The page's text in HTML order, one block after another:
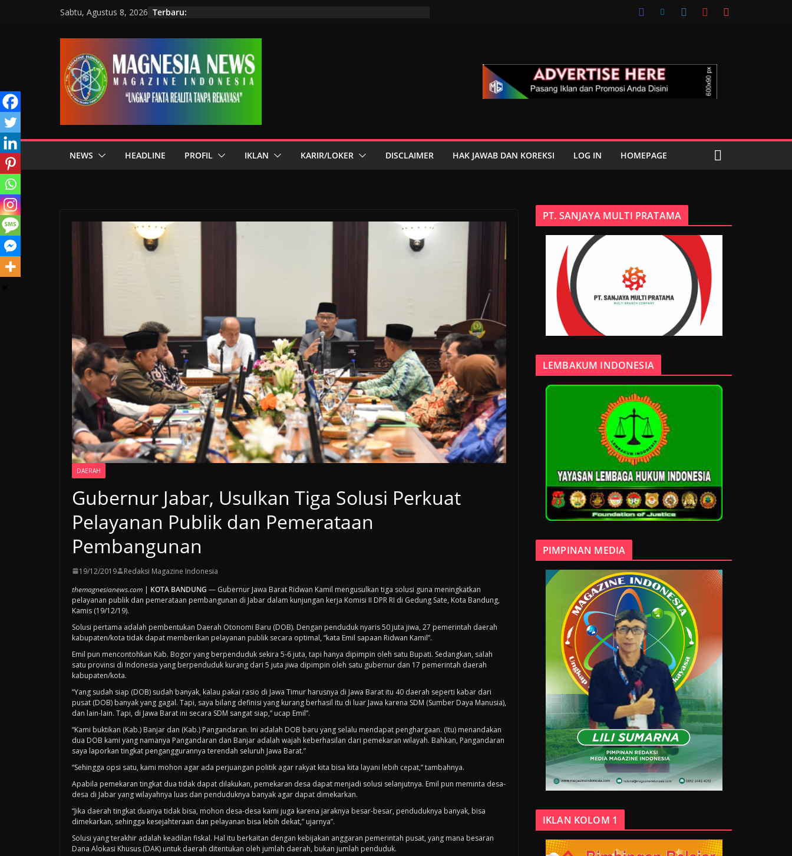
Sabtu, Agustus 8, 2026 Terbaru:
NEWS HEADLINE PROFIL IKLAN KARIR/LOKER DISCLAIMER HAK JAWAB DAN KOREKSI LOG IN HOMEPAGE
DAERAH
Gubernur Jabar, Usulkan Tiga Solusi Perkuat
Pelayanan Publik dan Pemerataan
Pembangunan
19/12/2019
Redaksi Magazine Indonesia
themagnesianews.com | KOTA BANDUNG — Gubernur Jawa Barat Ridwan Kamil mengusulkan tiga solusi guna meningkatkan
pelayanan publik dan pemerataan pembangunan di Jabar dalam kunjungan kerja Komisi II DPR RI di Gedung Sate, Kota Bandung,
Kamis (19/12/19).
Solusi pertama adalah pembentukan Daerah Otonomi Baru (DOB). Dengan penduduk nyaris 50 juta jiwa, 27 pemerintah daerah
kabupaten/kota tidak dapat memberikan pelayanan publik secara optimal, “kata Emil sapaan Ridwan Kamil”.
Emil pun mencontohkan Kab. Bogor yang berpenduduk sekira 5-6 juta, tapi hanya dipimpin oleh satu Bupati. Sedangkan, salah
satu provinsi di Indonesia yang berpenduduk kurang dari 5 juta jiwa dipimpin oleh satu gubernur dan 17 pemerintah daerah
kabupaten/kota.
“Yang sudah siap (DOB) sudah banyak, kalau pakai rasio di Jawa Timur harusnya di Jawa Barat itu 40 daerah seperti kabar dari
pusat (DOB) banyak yang gagal. Tapi, saya bilang definisi yang kurang berhasil itu di luar Jawa karena SDM (Sumber Daya Manusia),
dan lain-lain. Tapi, di Jawa Barat ini secara SDM sangat siap,” ucap Emil”.
“Kami buktikan (Kab.) Banjar dan (Kab.) Pangandaran. Ini adalah DOB baru yang selalu mendapat penghargaan. (Itu) menandakan
dua DOB kami yang namanya Pangandaran dan Banjar adalah wajah keberhasilan dari pemekaran wilayah. Bahkan, Pangandaran
saya laporkan tingkat penganggurannya terendah seluruh Jawa Barat.”
“Sehingga opsi satu, kami mohon agar ada perjuangan politik agar rakyat kita bisa kita layani lebih cepat,” tambahnya.
Apabila pemekaran tingkat dua tidak dapat dilakukan, pemekaran desa dapat menjadi solusi selanjutnya. Emil pun meminta desa-
desa di Jabar yang wilayahnya luas dan penduduknya banyak agar dapat dimekarkan.
“Jika daerah tingkat duanya tidak bisa, mohon desa-desa kami juga karena jaraknya besar-besar, penduduknya banyak, bisa
dimekarkan, sehingga kesejahteraan dan pelayanan bisa lebih dekat,” ujarnya”.
Solusi yang terakhir adalah keadilan fiskal. Hal itu berkaitan dengan kebijakan anggaran pemerintah pusat, yang mana besaran
Dana Alokasi Khusus (DAK) untuk daerah ditentukan oleh jumlah daerah, bukan jumlah penduduk.
PT. SANJAYA MULTI PRATAMA
LEMBAKUM INDONESIA
PIMPINAN MEDIA
IKLAN KOLOM 1